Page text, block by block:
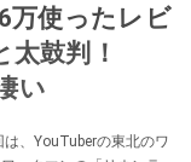
万使ったレビ
鼓判！
い
、YouTuberの東北のワ